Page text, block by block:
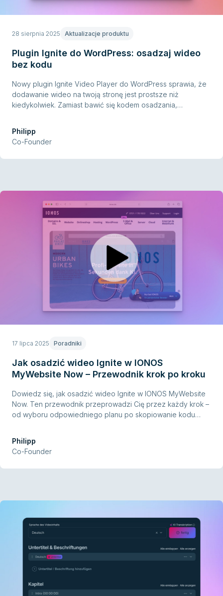
28 sierpnia 2025 Aktualizacje produktu
Plugin Ignite do WordPress: osadzaj wideo
bez kodu
Nowy plugin Ignite Video Player do WordPress sprawia, że
dodawanie wideo na twoją stronę jest prostsze niż
kiedykolwiek. Zamiast bawić się kodem osadzania,
wideo.
Philipp
Co-Founder
17 lipca 2025 Poradniki
Jak osadzić wideo Ignite w IONOS
MyWebsite Now – Przewodnik krok po kroku
Dowiedz się, jak osadzić wideo Ignite w IONOS MyWebsite
Now. Ten przewodnik przeprowadzi Cię przez każdy krok –
od wyboru odpowiedniego planu po skopiowanie kodu
Philipp
Co-Founder